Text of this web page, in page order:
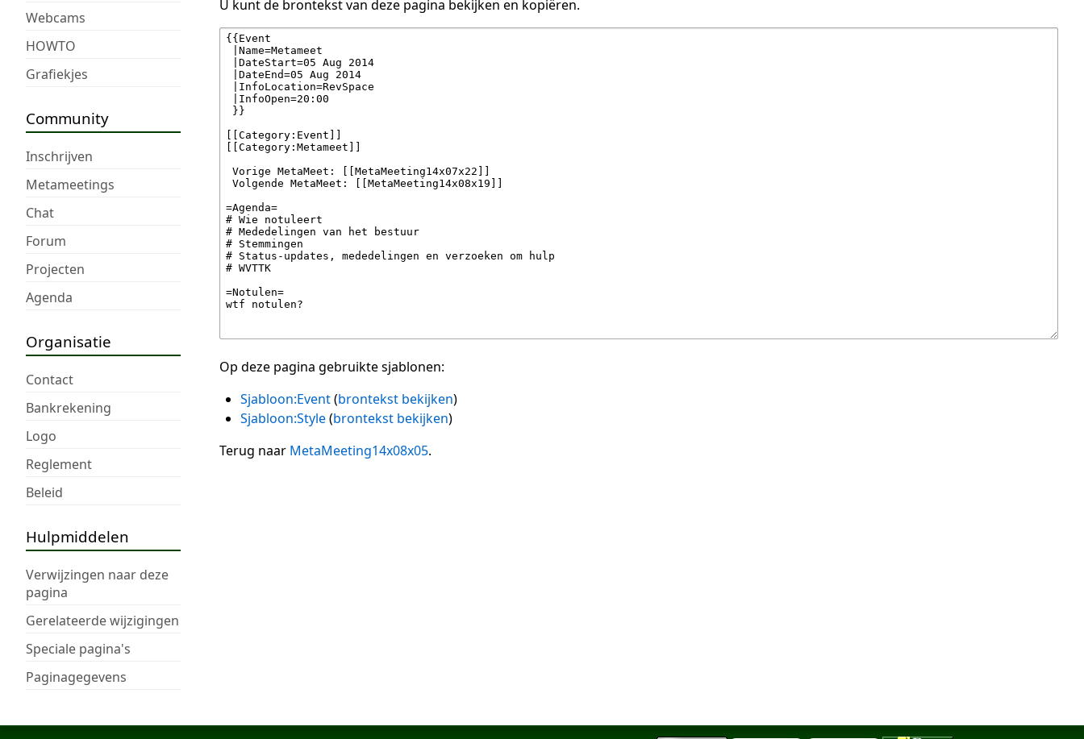
Webcams
HOWTO
Grafiekjes
Community
Inschrijven
Metameetings
Chat
Forum
Projecten
Agenda
Organisatie
Contact
Bankrekening
Logo
Reglement
Beleid
Hulpmiddelen
Verwijzingen naar deze
pagina
Gerelateerde wijzigingen
Speciale pagina's
Paginagegevens
U kunt de brontekst van deze pagina bekijken en kopiëren.
Op deze pagina gebruikte sjablonen:
Sjabloon:Event(brontekst bekijken)
Sjabloon:Style(brontekst bekijken)
Terug naar MetaMeeting14x08x05.